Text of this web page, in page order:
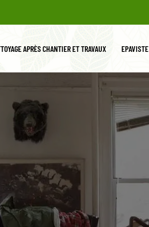
APRÈS CHANTIER ET TRAVAUX EPAVISTE